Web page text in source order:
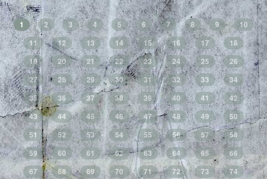
1 2 3 4 5 6 7 8 9
10
11
12 13 14 15 16 17
18
19
20 21 22 23 24 25
26
27
28 29 30 31 32 33
34
35
36 37 38 39 40 41
42
43
44 45 46 47 48 49
50
51
52 53 54 55 56 57
58
59
60 61 62 63 64 65
66
67
68 69 70 71 72 73
74